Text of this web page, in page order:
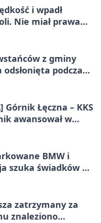
i wpadł
Nie miał prawa
z gminy
odsłonięta podczas
Górnik Łęczna – KKS
awansował w
BMW i
szuka świadków w
zatrzymany za
znaleziono